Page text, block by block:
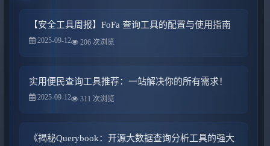
【安全工具周报】FoFa 查询工具的配置与使用指南
2025-09-12 206 次浏览
实用便民查询工具推荐：一站解决你的所有需求！
2025-09-12 311 次浏览
《揭秘Querybook：开源大数据查询分析工具的强大